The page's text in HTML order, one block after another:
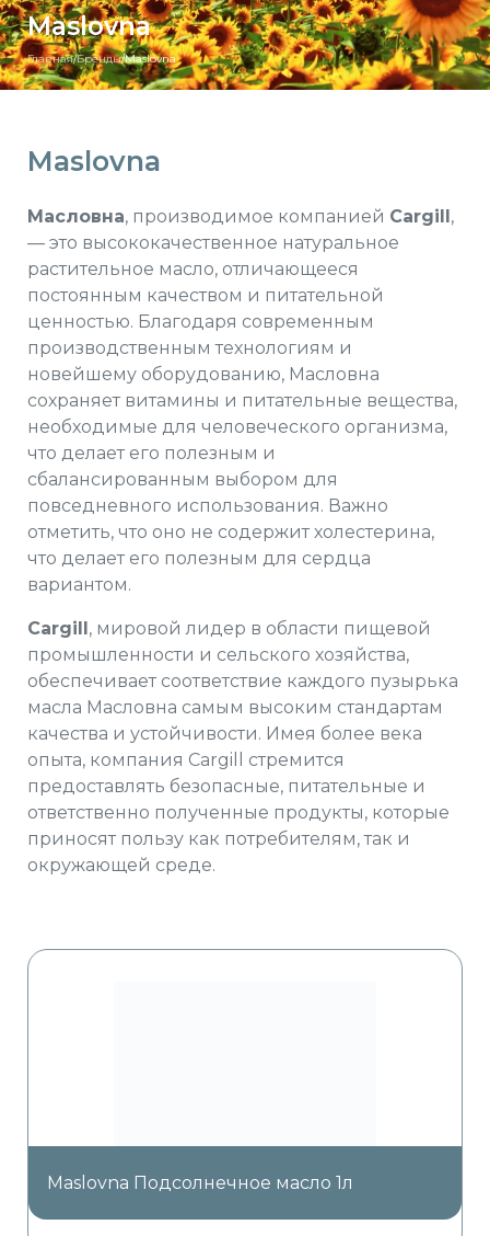
Maslovna
Главная/Бренды/Maslovna
Maslovna
Масловна, производимое компанией Cargill,
— это высококачественное натуральное
растительное масло, отличающееся
постоянным качеством и питательной
ценностью. Благодаря современным
производственным технологиям и
новейшему оборудованию, Масловна
сохраняет витамины и питательные вещества,
необходимые для человеческого организма,
что делает его полезным и
сбалансированным выбором для
повседневного использования. Важно
отметить, что оно не содержит холестерина,
что делает его полезным для сердца
вариантом.
Cargill, мировой лидер в области пищевой
промышленности и сельского хозяйства,
обеспечивает соответствие каждого пузырька
масла Масловна самым высоким стандартам
качества и устойчивости. Имея более века
опыта, компания Cargill
стремится
предоставлять безопасные, питательные и
ответственно полученные продукты, которые
приносят пользу как потребителям, так и
окружающей среде.
Maslovna Подсолнечное масло 1л